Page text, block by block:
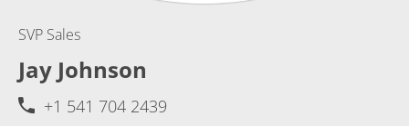
SVP Sales
Jay Johnson
+1 541 704 2439